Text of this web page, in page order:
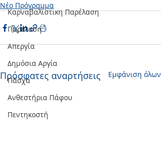
Καρναβαλίστικη Παρέλαση
Παρέλαση
Απεργία
Δημόσια Αργία
Πάσχα
Ανθεστήρια Πάφου
Πεντηκοστή
Νέο Πρόγραμμα
Πρόσφατες αναρτήσεις Εμφάνιση όλων